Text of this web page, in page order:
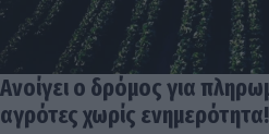
Ανοίγει ο δρόμος για
αγρότες χωρίς ενημερότητα!